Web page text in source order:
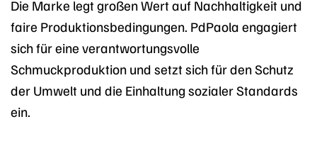
Die Marke legt großen Wert auf Nachhaltigkeit und
faire Produktionsbedingungen. PdPaola engagiert
sich für eine verantwortungsvolle
Schmuckproduktion und setzt sich für den Schutz
der Umwelt und die Einhaltung sozialer Standards
ein.